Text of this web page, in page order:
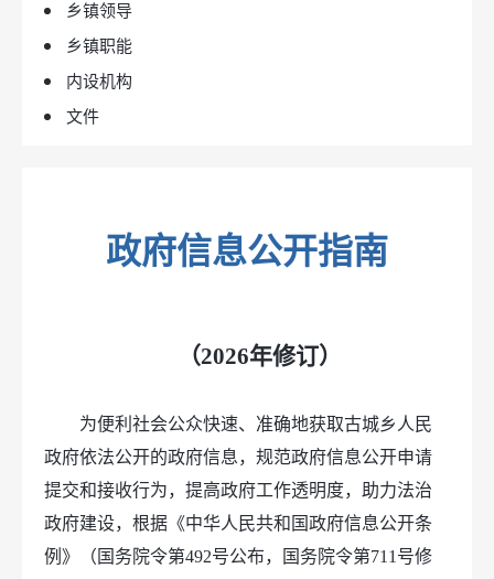
乡镇领导
乡镇职能
内设机构
文件
政府信息公开指南
（2026年修订）
为便利社会公众快速、准确地获取古城乡人民
政府依法公开的政府信息，规范政府信息公开申请
提交和接收行为，提高政府工作透明度，助力法治
政府建设，根据《中华人民共和国政府信息公开条
例》（国务院令第492号公布，国务院令第711号修